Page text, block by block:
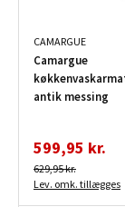
CAMARGUE
Camargue
antik messing
599,95 kr.
629,95 kr.
Lev. omk. tillægges